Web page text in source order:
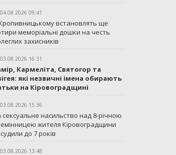
04.08.2026 09:41
встановлять ще
меморіальні дошки на честь
захисників
03.08.2026 16:31
Кармеліта, Святогор та
які незвичні імена обирають
на Кіровоградщині
03.08.2026 15:36
сексуальне насильство над 8-річною
жителя Кіровоградщини
до 7 років
03.08.2026 13:48